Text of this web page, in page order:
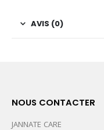
AVIS (0)
NOUS CONTACTER
JANNATE CARE